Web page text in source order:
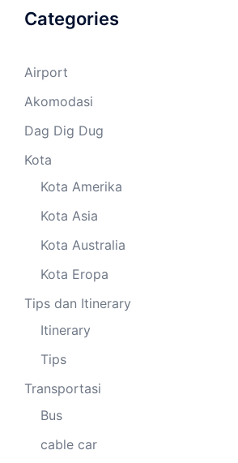
Categories
Airport
Akomodasi
Dag Dig Dug
Kota
Kota Amerika
Kota Asia
Kota Australia
Kota Eropa
Tips dan Itinerary
Itinerary
Tips
Transportasi
Bus
cable car